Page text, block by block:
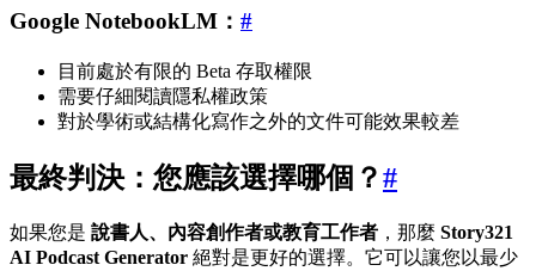
Google NotebookLM： #
目前處於有限的 Beta 存取權限
需要仔細閱讀隱私權政策
對於學術或結構化寫作之外的文件可能效果較差
最終判決：您應該選擇哪個？#
如果您是 說書人、內容創作者或教育工作者 ，那麼 Story321
AI Podcast Generator 絕對是更好的選擇。它可以讓您以最少